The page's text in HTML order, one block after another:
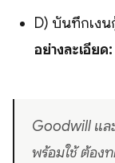
D) บันทึกเงิ
อย่างละเอียด:
Goodwill แล
พร้อมใช้ ต้อง